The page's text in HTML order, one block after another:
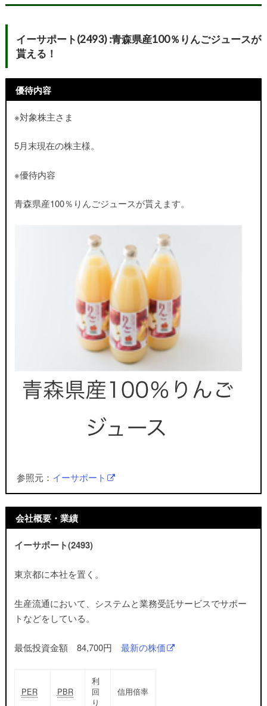
イーサポート(2493) :青森県産100％りんごジュースが
貰える！
優待内容
※対象株主さま
5月末現在の株主様。
※優待内容
青森県産100％りんごジュースが貰えます。
参照元： イーサポート
会社概要・業績
イーサポート(2493)
東京都に本社を置く。
生産流通において、システムと業務受託サービスでサポー
トなどをしている。
最低投資金額 84,700円最新の株価
PER PBR
利
回
り
信用倍率